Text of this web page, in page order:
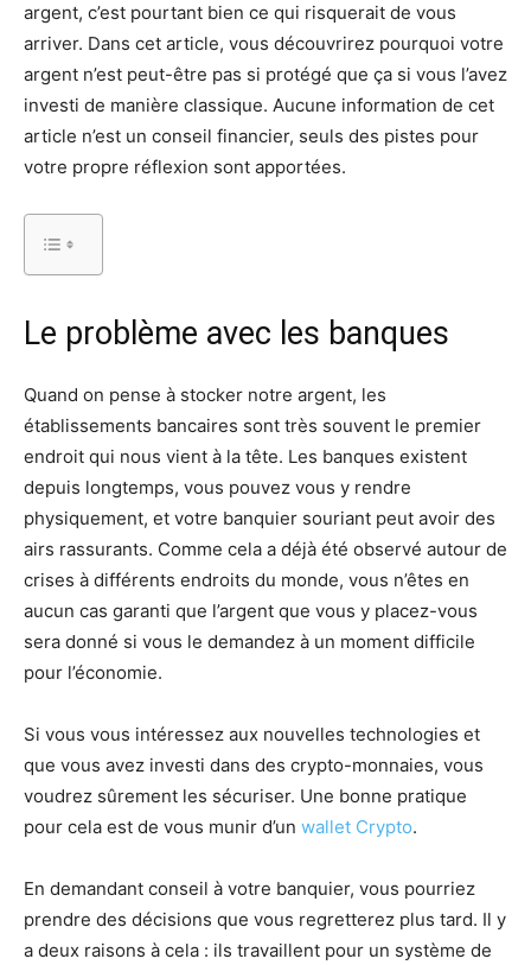
argent, c’est pourtant bien ce qui risquerait de vous
arriver. Dans cet article, vous découvrirez pourquoi votre
argent n’est peut-être pas si protégé que ça si vous l’avez
investi de manière classique. Aucune information de cet
article n’est un conseil financier, seuls des pistes pour
votre propre réflexion sont apportées.
Le problème avec les banques
Quand on pense à stocker notre argent, les
établissements bancaires sont très souvent le premier
endroit qui nous vient à la tête. Les banques existent
depuis longtemps, vous pouvez vous y rendre
physiquement, et votre banquier souriant peut avoir des
airs rassurants. Comme cela a déjà été observé autour de
crises à différents endroits du monde, vous n’êtes en
aucun cas garanti que l’argent que vous y placez-vous
sera donné si vous le demandez à un moment difficile
pour l’économie.
Si vous vous intéressez aux nouvelles technologies et
que vous avez investi dans des crypto-monnaies, vous
voudrez sûrement les sécuriser. Une bonne pratique
pour cela est de vous munir d’un wallet Crypto.
En demandant conseil à votre banquier, vous pourriez
prendre des décisions que vous regretterez plus tard. Il y
a deux raisons à cela : ils travaillent pour un système de